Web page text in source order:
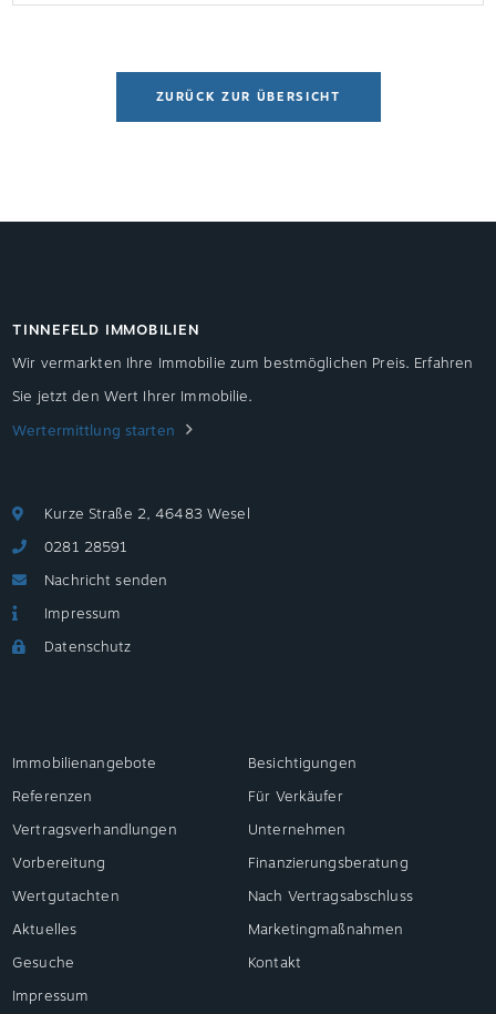
StädtenIm Jahre 1997 kostete der Quadratmeter
ZURÜCK ZUR ÜBERSICHT
TINNEFELD IMMOBILIEN
Wir vermarkten Ihre Immobilie zum bestmöglichen Preis. Erfahren
Sie jetzt den Wert Ihrer Immobilie.
Wertermittlung starten
Kurze Straße 2, 46483 Wesel
0281 28591
Nachricht senden
Impressum
Datenschutz
Immobilienangebote
Besichtigungen
Referenzen
Für Verkäufer
Vertragsverhandlungen
Unternehmen
Vorbereitung
Finanzierungsberatung
Wertgutachten
Nach Vertragsabschluss
Aktuelles
Marketingmaßnahmen
Gesuche
Kontakt
Impressum